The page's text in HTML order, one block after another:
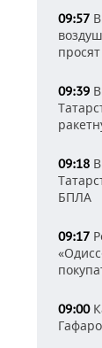
09:57
09:39
09:18
БПЛА
09:17
09:00